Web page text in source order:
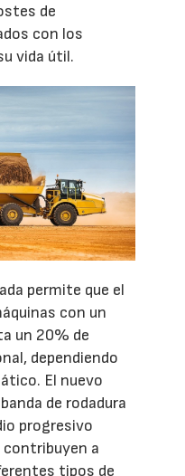
de
con los
vida útil.
permite que el
con un
un 20% de
dependiendo
El nuevo
de rodadura
progresivo
a
tipos de